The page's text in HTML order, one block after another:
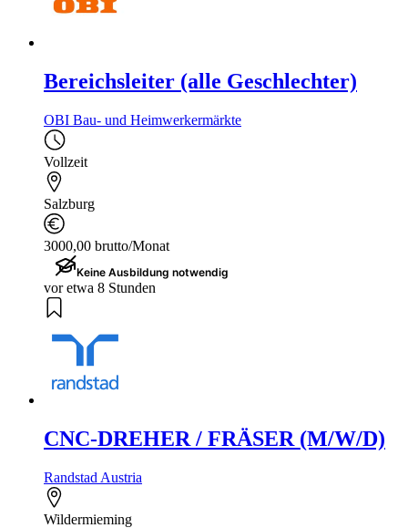
Bereichsleiter (alle Geschlechter)
OBI Bau- und Heimwerkermärkte
Vollzeit
Salzburg
3000,00 brutto/Monat
Keine Ausbildung notwendig
vor etwa 8 Stunden
CNC-DREHER / FRÄSER (M/W/D)
Randstad Austria
Wildermieming